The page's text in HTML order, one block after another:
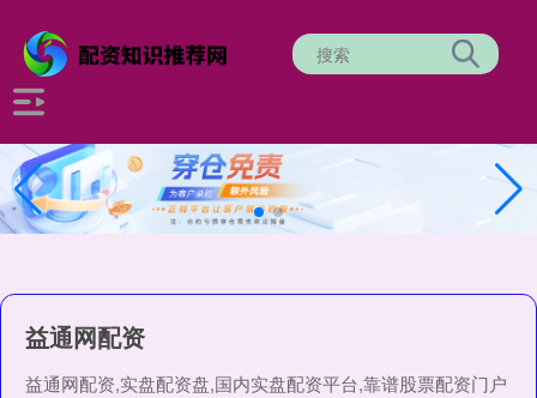
益通网配资
益通网配资,实盘配资盘,国内实盘配资平台,靠谱股票配资门户